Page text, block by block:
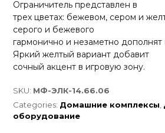
Ограничитель представлен в
трех цветах: бежевом, сером и
серого и бежевого
гармонично и незаметно
Яркий желтый вариант добавит
сочный акцент в игровую зону.
SKU: МФ-ЭЛК-14.66.06
Categories: Домашние комплексы
оборудование